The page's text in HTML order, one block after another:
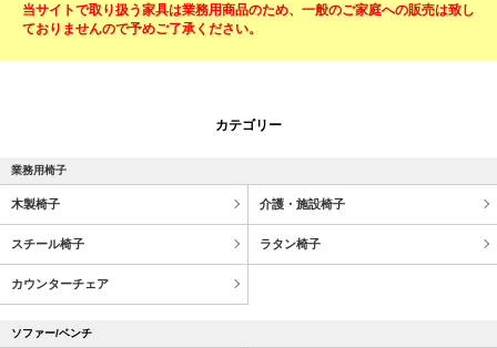
当サイトで取り扱う家具は業務用商品のため、一般のご家庭への販売は致し
ておりませんので予めご了承ください。
カテゴリー
業務用椅子
木製椅子 介護・施設椅子
スチール椅子 ラタン椅子
カウンターチェア
ソファー/ベンチ